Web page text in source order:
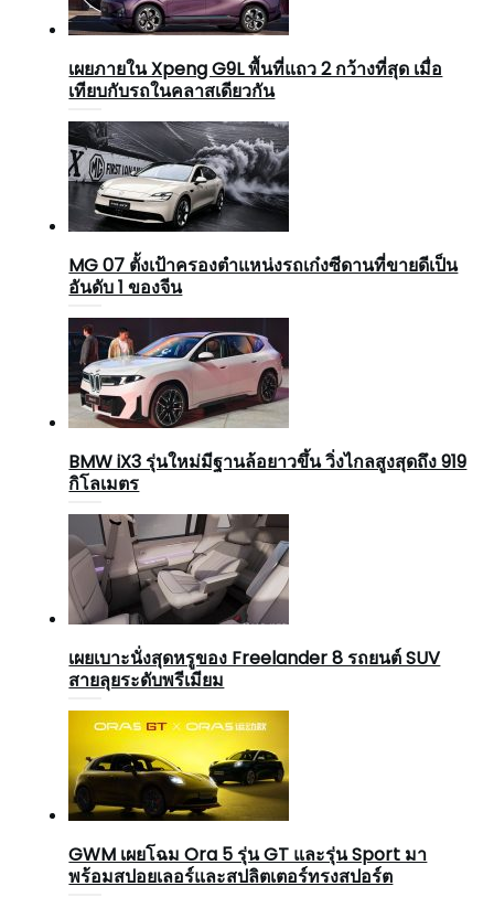
เผยภายใน Xpeng G9L พื้นที่แถว 2 กว้างที่สุด เมื่อ
เทียบกับรถในคลาสเดียวกัน
MG 07 ตั้งเป้าครองตำแหน่งรถเก๋งซีดานที่ขายดีเป็น
อันดับ 1 ของจีน
BMW iX3 รุ่นใหม่มีฐานล้อยาวขึ้น วิ่งไกลสูงสุดถึง 919
กิโลเมตร
เผยเบาะนั่งสุดหรูของ Freelander 8 รถยนต์ SUV
สายลุยระดับพรีเมียม
GWM เผยโฉม Ora 5 รุ่น GT และรุ่น Sport มา
พร้อมสปอยเลอร์และสปลิตเตอร์ทรงสปอร์ต